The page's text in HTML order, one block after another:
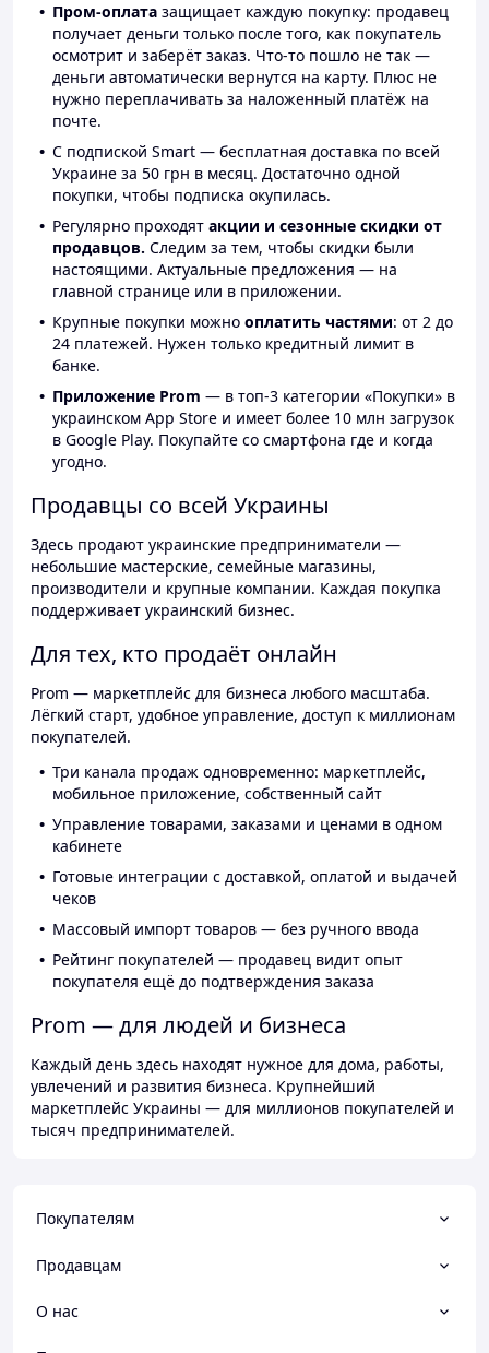
Пром-оплата защищает каждую покупку: продавец
получает деньги только после того, как покупатель
осмотрит и заберёт заказ. Что-то пошло не так —
деньги автоматически вернутся на карту. Плюс не
нужно переплачивать за наложенный платёж на
почте.
С подпиской Smart — бесплатная доставка по всей
Украине за 50 грн в месяц. Достаточно одной
покупки, чтобы подписка окупилась.
Регулярно проходят акции и сезонные скидки от
продавцов. Следим за тем, чтобы скидки были
настоящими. Актуальные предложения — на
главной странице или в приложении.
Крупные покупки можно оплатить частями: от 2 до
24 платежей. Нужен только кредитный лимит в
банке.
Приложение Prom — в топ-3 категории «Покупки» в
украинском App Store и имеет более 10 млн загрузок
в Google Play. Покупайте со смартфона где и когда
угодно.
Продавцы со всей Украины
Здесь продают украинские предприниматели —
небольшие мастерские, семейные магазины,
производители и крупные компании. Каждая покупка
поддерживает украинский бизнес.
Для тех, кто продаёт онлайн
Prom — маркетплейс для бизнеса любого масштаба.
Лёгкий старт, удобное управление, доступ к миллионам
покупателей.
Три канала продаж одновременно: маркетплейс,
мобильное приложение, собственный сайт
Управление товарами, заказами и ценами в одном
кабинете
Готовые интеграции с доставкой, оплатой и выдачей
чеков
Массовый импорт товаров — без ручного ввода
Рейтинг покупателей — продавец видит опыт
покупателя ещё до подтверждения заказа
Prom — для людей и бизнеса
Каждый день здесь находят нужное для дома, работы,
увлечений и развития бизнеса. Крупнейший
маркетплейс Украины — для миллионов покупателей и
тысяч предпринимателей.
Покупателям
Продавцам
О нас